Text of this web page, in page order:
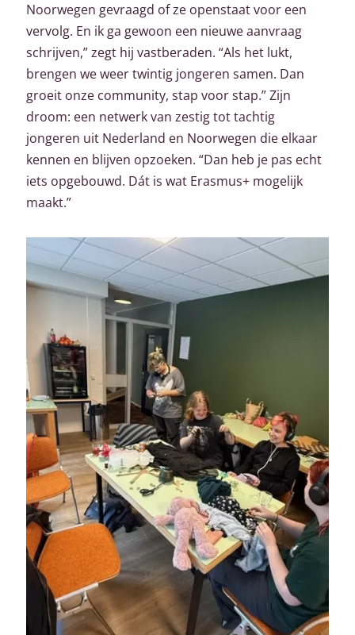
Noorwegen gevraagd of ze openstaat voor een
vervolg. En ik ga gewoon een nieuwe aanvraag
schrijven,” zegt hij vastberaden. “Als het lukt,
brengen we weer twintig jongeren samen. Dan
groeit onze community, stap voor stap.” Zijn
droom: een netwerk van zestig tot tachtig
jongeren uit Nederland en Noorwegen die elkaar
kennen en blijven opzoeken. “Dan heb je pas echt
iets opgebouwd. Dát is wat Erasmus+ mogelijk
maakt.”